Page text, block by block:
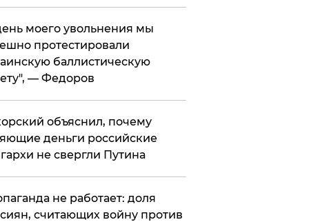
моего увольнения мы
протестировали
баллистическую
— Федоров
объяснил, почему
деньги российские
не свергли Путина
не работает: доля
считающих войну против